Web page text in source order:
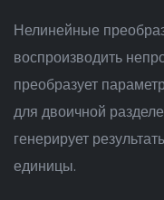
Нелинейные
воспроизводить
преобразует
для двоичной
генерирует
единицы.